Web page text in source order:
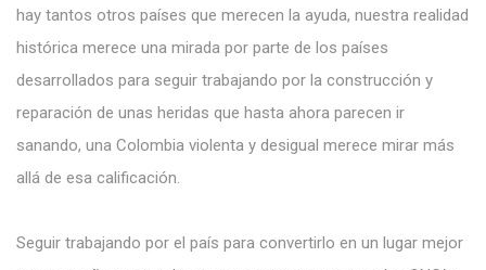
hay tantos otros países que merecen la ayuda, nuestra realidad
histórica merece una mirada por parte de los países
desarrollados para seguir trabajando por la construcción y
reparación de unas heridas que hasta ahora parecen ir
sanando, una Colombia violenta y desigual merece mirar más
allá de esa calificación.
Seguir trabajando por el país para convertirlo en un lugar mejor